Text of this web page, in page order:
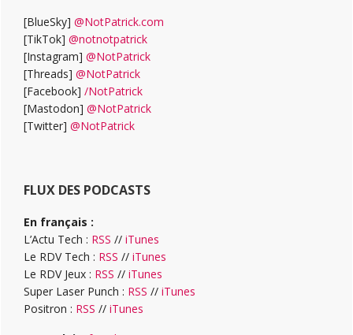
[BlueSky] @NotPatrick.com
[TikTok] @notnotpatrick
[Instagram] @NotPatrick
[Threads] @NotPatrick
[Facebook] /NotPatrick
[Mastodon] @NotPatrick
[Twitter] @NotPatrick
FLUX DES PODCASTS
En français :
L’Actu Tech : RSS // iTunes
Le RDV Tech : RSS // iTunes
Le RDV Jeux : RSS // iTunes
Super Laser Punch : RSS // iTunes
Positron : RSS // iTunes